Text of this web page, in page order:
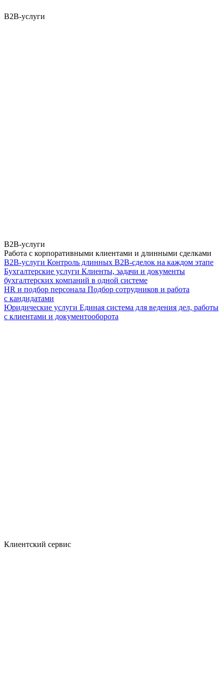
B2B-услуги
B2B-услуги
Работа с корпоративными клиентами и длинными сделками
B2B-услуги Контроль длинных B2B-сделок на каждом этапе
Бухгалтерские услуги Клиенты, задачи и документы
бухгалтерских компаний в одной системе
HR и подбор персонала Подбор сотрудников и работа
с кандидатами
Юридические услуги Единая система для ведения дел, работы
с клиентами и документооборота
Клиентский сервис